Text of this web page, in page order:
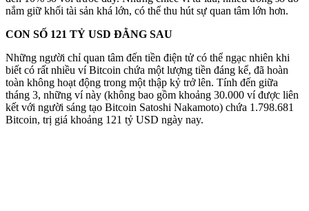
nắm giữ khối tài sản khá lớn, có thể thu hút sự quan tâm lớn hơn.
CON SỐ 121 TỶ USD ĐẰNG SAU
Những người chỉ quan tâm đến tiền điện tử có thể ngạc nhiên khi
biết có rất nhiều ví Bitcoin chứa một lượng tiền đáng kể, đã hoàn
toàn không hoạt động trong một thập kỷ trở lên. Tính đến giữa
tháng 3, những ví này (không bao gồm khoảng 30.000 ví được liên
kết với người sáng tạo Bitcoin Satoshi Nakamoto) chứa 1.798.681
Bitcoin, trị giá khoảng 121 tỷ USD ngày nay.